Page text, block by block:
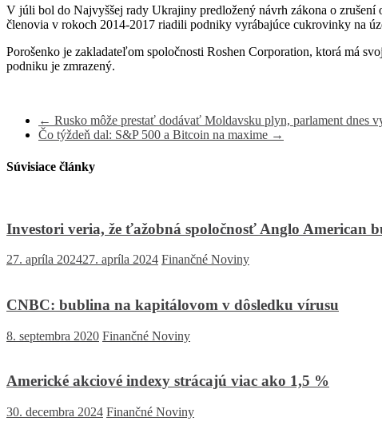
V júli bol do Najvyššej rady Ukrajiny predložený návrh zákona o
členovia v rokoch 2014-2017 riadili podniky vyrábajúce cukrovinky na
Porošenko je zakladateľom spoločnosti Roshen Corporation, ktorá má
podniku je zmrazený.
← Rusko môže prestať dodávať Moldavsku plyn, parlament dnes
Čo týždeň dal: S&P 500 a Bitcoin na maxime →
Súvisiace články
Investori veria, že ťažobná spoločnosť Anglo American
27. apríla 202427. apríla 2024 Finančné Noviny
CNBC: bublina na kapitálovom v dôsledku vírusu
8. septembra 2020 Finančné Noviny
Americké akciové indexy strácajú viac ako 1,5 %
30. decembra 2024 Finančné Noviny